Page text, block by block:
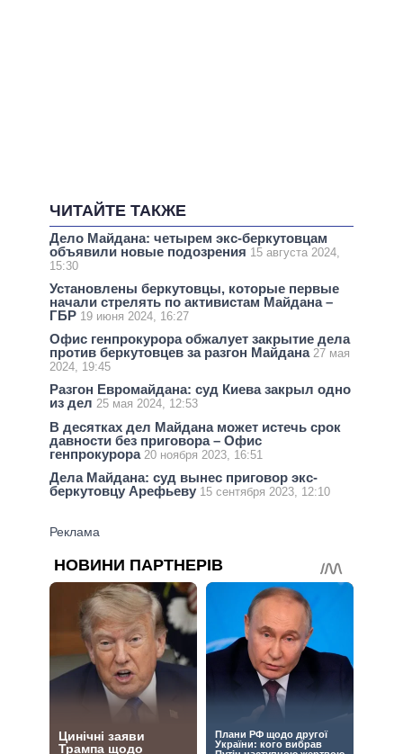
ЧИТАЙТЕ ТАКЖЕ
Дело Майдана: четырем экс-беркутовцам
объявили новые подозрения 15 августа 2024,
15:30
Установлены беркутовцы, которые первые
начали стрелять по активистам Майдана –
ГБР 19 июня 2024, 16:27
Офис генпрокурора обжалует закрытие дела
против беркутовцев за разгон Майдана 27 мая
2024, 19:45
Разгон Евромайдана: суд Киева закрыл одно
из дел 25 мая 2024, 12:53
В десятках дел Майдана может истечь срок
давности без приговора – Офис
генпрокурора 20 ноября 2023, 16:51
Дела Майдана: суд вынес приговор экс-
беркутовцу Арефьеву 15 сентября 2023, 12:10